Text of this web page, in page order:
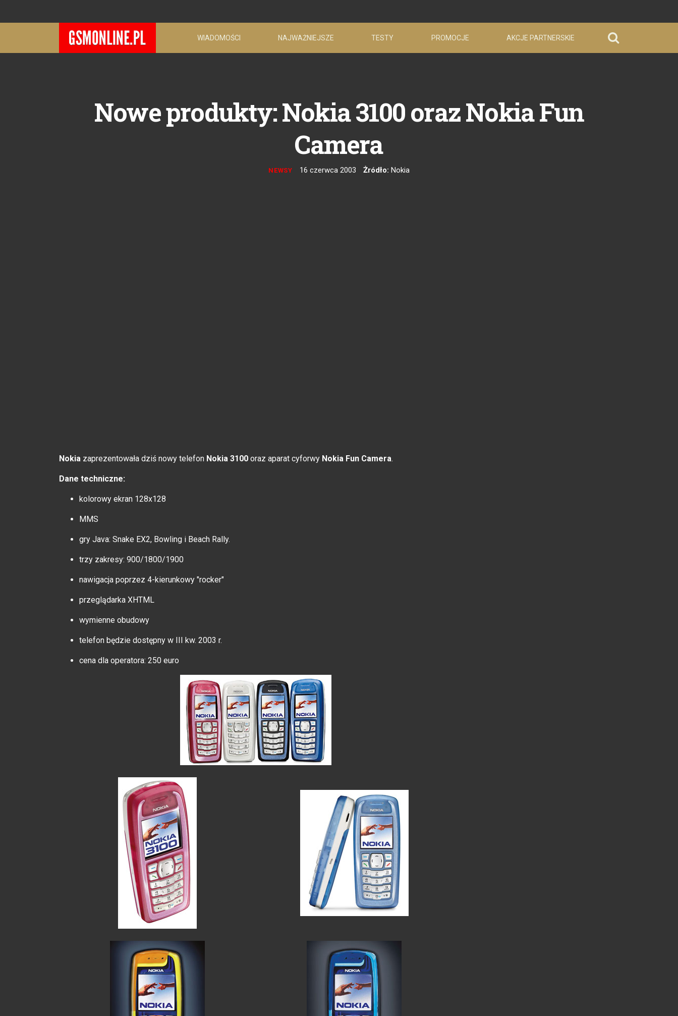
WIADOMOŚCI NAJWAŻNIEJSZE TESTY PROMOCJE AKCJE PARTNERSKIE
Nowe produkty: Nokia 3100 oraz Nokia Fun
Camera
NEWSY 16 czerwca 2003 Żródło: Nokia
Nokia zaprezentowała dziś nowy telefon Nokia 3100 oraz aparat cyforwy Nokia Fun Camera.
Dane techniczne:
kolorowy ekran 128x128
MMS
gry Java: Snake EX2, Bowling i Beach Rally.
trzy zakresy: 900/1800/1900
nawigacja poprzez 4-kierunkowy "rocker"
przeglądarka XHTML
wymienne obudowy
telefon będzie dostępny w III kw. 2003 r.
cena dla operatora: 250 euro